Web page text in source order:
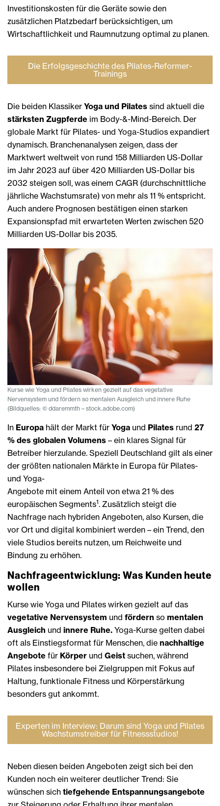
Investitionskosten für die Geräte sowie den
zusätzlichen Platzbedarf berücksichtigen, um
Wirtschaftlichkeit und Raumnutzung optimal zu planen.
Die Erfolgsgeschichte des Pilates-Reformer-
Trainings
Die beiden Klassiker Yoga und Pilates sind aktuell die
stärksten Zugpferde im Body-&-Mind-Bereich. Der
globale Markt für Pilates- und Yoga-Studios expandiert
dynamisch. Branchenanalysen zeigen, dass der
Marktwert weltweit von rund 158 Milliarden US-Dollar
im Jahr 2023 auf über 420 Milliarden US-Dollar bis
2032 steigen soll, was einem CAGR (durchschnittliche
jährliche Wachstumsrate) von mehr als 11 % entspricht.
Auch andere Prognosen bestätigen einen starken
Expansionspfad mit erwarteten Werten zwischen 520
Milliarden US-Dollar bis 2035.
Kurse wie Yoga und Pilates wirken gezielt auf das vegetative
Nervensystem und fördern so mentalen Ausgleich und innere Ruhe
(Bildquelles: © ddaremmth – stock.adobe.com)
In Europa hält der Markt für Yoga und Pilates rund 27
% des globalen Volumens – ein klares Signal für
Betreiber hierzulande. Speziell Deutschland gilt als einer
der größten nationalen Märkte in Europa für Pilates-
und Yoga-
Angebote mit einem Anteil von etwa 21 % des
europäischen Segments1. Zusätzlich steigt die
Nachfrage nach hybriden Angeboten, also Kursen, die
vor Ort und digital kombiniert werden – ein Trend, den
viele Studios bereits nutzen, um Reichweite und
Bindung zu erhöhen.
Nachfrageentwicklung: Was Kunden heute
wollen
Kurse wie Yoga und Pilates wirken gezielt auf das
vegetative Nervensystem und fördern so mentalen
Ausgleich und innere Ruhe. Yoga-Kurse gelten dabei
oft als Einstiegsformat für Menschen, die nachhaltige
Angebote für Körper und Geist suchen, während
Pilates insbesondere bei Zielgruppen mit Fokus auf
Haltung, funktionale Fitness und Körperstärkung
besonders gut ankommt.
Experten im Interview: Darum sind Yoga und Pilates
Wachstumstreiber für Fitnessstudios!
Neben diesen beiden Angeboten zeigt sich bei den
Kunden noch ein weiterer deutlicher Trend: Sie
wünschen sich tiefgehende Entspannungsangebote